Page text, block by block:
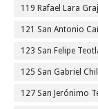
119 Rafael Lara
121 San Antonio
123 San Felipe
125 San Gabriel
127 San Jerónimo